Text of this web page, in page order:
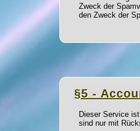
Zweck der
den Zweck der
§5 -
Dieser Service
sind nur mit